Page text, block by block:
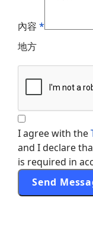
內容 *
地方
I agree with the
and I declare
is required in
Send